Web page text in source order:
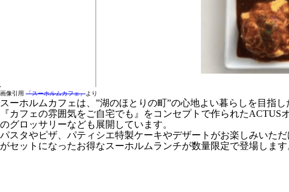
画像引用 「スーホルムカフェ」より
スーホルムカフェは、”湖のほとりの町”の心地よい暮らしを目指し
『カフェの雰囲気をご自宅でも』をコンセプトで作られた
のグロッサリーなども展開しています。
パスタやピザ、パティシエ特製ケーキやデザートがお楽しみいた
がセットになったお得なスーホルムランチが数量限定で登場します